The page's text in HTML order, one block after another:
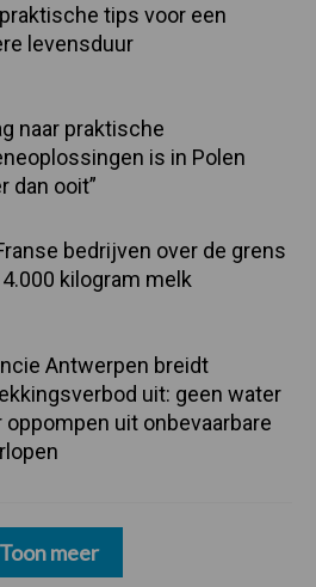
tips voor een
levensduur
naar praktische
is in Polen
dan ooit”
bedrijven over de grens
kilogram melk
Antwerpen breidt
uit: geen water
oppompen uit onbevaarbare
Toon meer